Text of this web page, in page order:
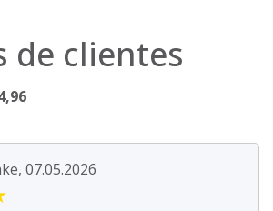
de clientes
07.05.2026